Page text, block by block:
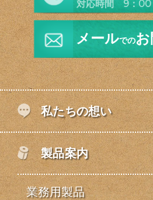
対応時間 9：00
メールでの
私たちの想い
製品案内
業務用製品